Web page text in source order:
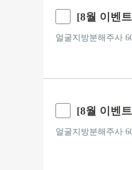
[8월 이벤
얼굴지방분해주사
[8월 이벤
얼굴지방분해주사